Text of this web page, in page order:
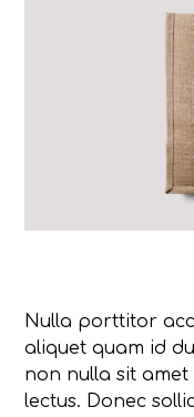
Nulla porttitor
aliquet quam id
non nulla sit amet
lectus. Donec